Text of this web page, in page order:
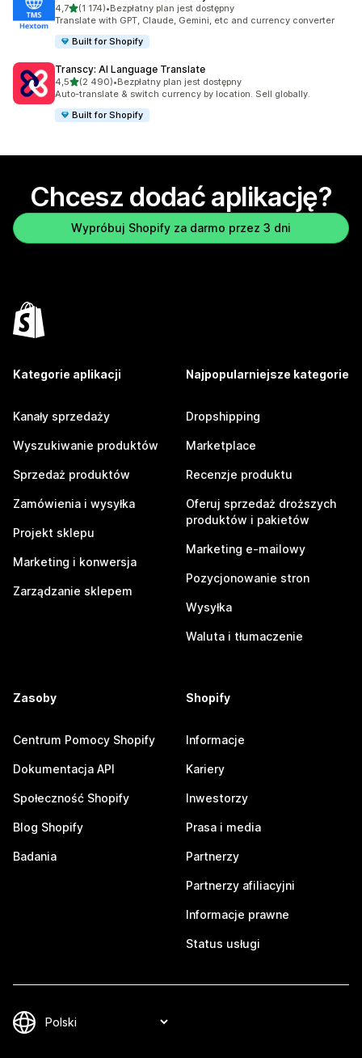
4,7na 5 gwiazdek
(1 174)
Łączna liczba recenzji: 1174
•Bezpłatny plan jest dostępny
Translate with GPT, Claude, Gemini, etc and currency converter
Built for Shopify
Transcy: AI Language Translate
4,5na 5 gwiazdek
(2 490)
Łączna liczba recenzji: 2490
•Bezpłatny plan jest dostępny
Auto-translate & switch currency by location. Sell globally.
Built for Shopify
Chcesz dodać aplikację?
Wypróbuj Shopify za darmo przez 3 dni
Kategorie aplikacji
Kanały sprzedaży
Wyszukiwanie produktów
Sprzedaż produktów
Zamówienia i wysyłka
Projekt sklepu
Marketing i konwersja
Zarządzanie sklepem
Najpopularniejsze kategorie
Dropshipping
Marketplace
Recenzje produktu
Oferuj sprzedaż droższych
produktów i pakietów
Marketing e-mailowy
Pozycjonowanie stron
Wysyłka
Waluta i tłumaczenie
Zasoby
Centrum Pomocy Shopify
Dokumentacja API
Społeczność Shopify
Blog Shopify
Badania
Shopify
Informacje
Kariery
Inwestorzy
Prasa i media
Partnerzy
Partnerzy afiliacyjni
Informacje prawne
Status usługi